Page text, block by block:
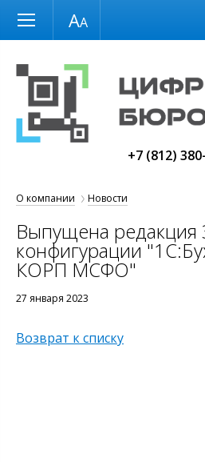
Размер шрифта
+7 (812)
О компании Новости
Выпущена редакция
конфигурации
КОРП МСФО"
27 января 2023
Возврат к списку